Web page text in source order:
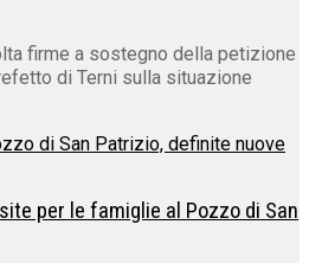
firme a sostegno della petizione
di Terni sulla situazione
per le famiglie al Pozzo di San